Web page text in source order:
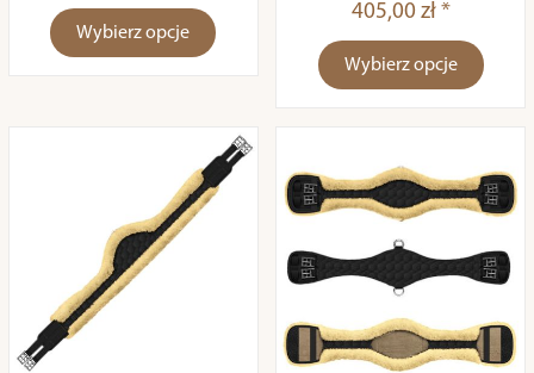
Wybierz opcje
405,00 zł *
Wybierz opcje